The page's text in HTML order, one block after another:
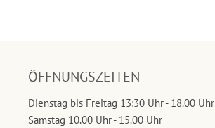
ÖFFNUNGSZEITEN
Dienstag bis Freitag 13:30 Uhr - 18.00 Uhr
Samstag 10.00 Uhr - 15.00 Uhr